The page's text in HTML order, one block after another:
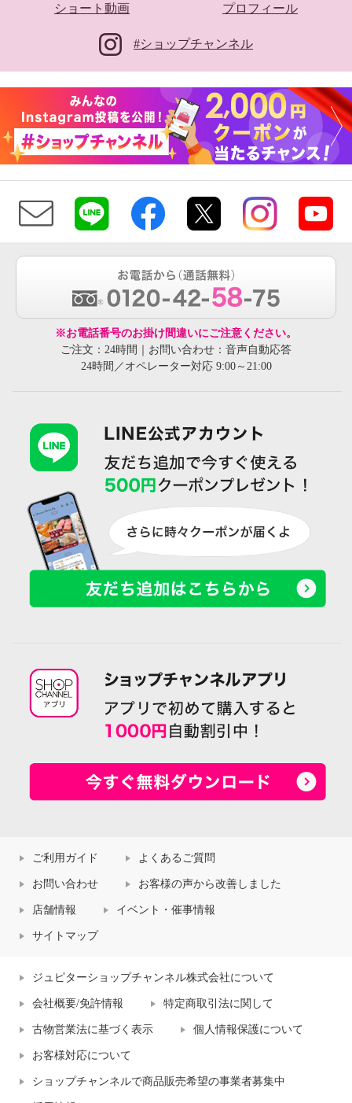
ショート動画 プロフィール
#ショップチャンネル
※お電話番号のお掛け間違いにご注意ください。
ご注文：24時間｜お問い合わせ：音声自動応答
24時間／オペレーター対応 9:00～21:00
ご利用ガイド よくあるご質問
お問い合わせ お客様の声から改善しました
店舗情報 イベント・催事情報
サイトマップ
ジュピターショップチャンネル株式会社について
会社概要/免許情報 特定商取引法に関して
古物営業法に基づく表示 個人情報保護について
お客様対応について
ショップチャンネルで商品販売希望の事業者募集中